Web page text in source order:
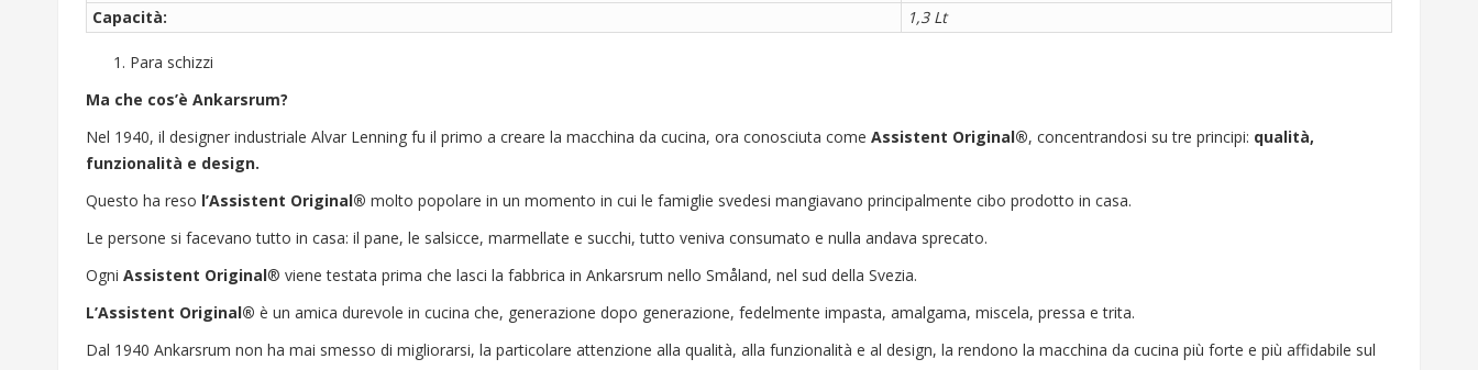
Capacità:
1,3 Lt
Para schizzi
Ma che cos’è Ankarsrum?
Nel 1940, il designer industriale Alvar Lenning fu il primo a creare la macchina da cucina, ora conosciuta come Assistent Original®, concentrandosi su tre principi: qualità,
funzionalità e design.
Questo ha reso l’Assistent Original® molto popolare in un momento in cui le famiglie svedesi mangiavano principalmente cibo prodotto in casa.
Le persone si facevano tutto in casa: il pane, le salsicce, marmellate e succhi, tutto veniva consumato e nulla andava sprecato.
Ogni Assistent Original® viene testata prima che lasci la fabbrica in Ankarsrum nello Småland, nel sud della Svezia.
L’Assistent Original® è un amica durevole in cucina che, generazione dopo generazione, fedelmente impasta, amalgama, miscela, pressa e trita.
Dal 1940 Ankarsrum non ha mai smesso di migliorarsi, la particolare attenzione alla qualità, alla funzionalità e al design, la rendono la macchina da cucina più forte e più affidabile sul